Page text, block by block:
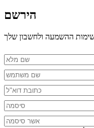
הירשם
ההשמעה ולחשבון שלך